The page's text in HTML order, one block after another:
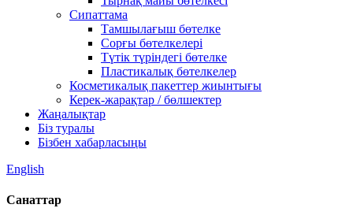
Сипаттама
Тамшылағыш бөтелке
Сорғы бөтелкелері
Түтік түріндегі бөтелке
Пластикалық бөтелкелер
Косметикалық пакеттер жиынтығы
Керек-жарақтар / бөлшектер
Жаңалықтар
Біз туралы
Бізбен хабарласыңы
English
Санаттар